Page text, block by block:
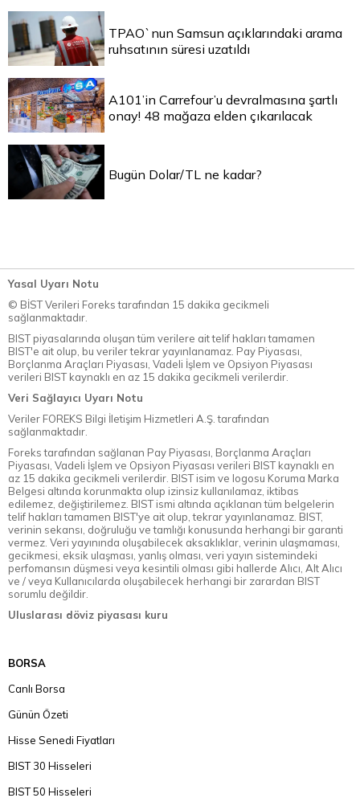
TPAO`nun Samsun açıklarındaki arama
ruhsatının süresi uzatıldı
A101’in Carrefour’u devralmasına şartlı
onay! 48 mağaza elden çıkarılacak
Bugün Dolar/TL ne kadar?
Yasal Uyarı Notu
© BİST Verileri Foreks tarafından 15 dakika gecikmeli
sağlanmaktadır.
BIST piyasalarında oluşan tüm verilere ait telif hakları tamamen
BIST'e ait olup, bu veriler tekrar yayınlanamaz. Pay Piyasası,
Borçlanma Araçları Piyasası, Vadeli İşlem ve Opsiyon Piyasası
verileri BIST kaynaklı en az 15 dakika gecikmeli verilerdir.
Veri Sağlayıcı Uyarı Notu
Veriler FOREKS Bilgi İletişim Hizmetleri A.Ş. tarafından
sağlanmaktadır.
Foreks tarafından sağlanan Pay Piyasası, Borçlanma Araçları
Piyasası, Vadeli İşlem ve Opsiyon Piyasası verileri BIST kaynaklı en
az 15 dakika gecikmeli verilerdir. BIST isim ve logosu Koruma Marka
Belgesi altında korunmakta olup izinsiz kullanılamaz, iktibas
edilemez, değiştirilemez. BIST ismi altında açıklanan tüm belgelerin
telif hakları tamamen BIST'ye ait olup, tekrar yayınlanamaz. BIST,
verinin sekansı, doğruluğu ve tamlığı konusunda herhangi bir garanti
vermez. Veri yayınında oluşabilecek aksaklıklar, verinin ulaşmaması,
gecikmesi, eksik ulaşması, yanlış olması, veri yayın sistemindeki
perfomansın düşmesi veya kesintili olması gibi hallerde Alıcı, Alt Alıcı
ve / veya Kullanıcılarda oluşabilecek herhangi bir zarardan BIST
sorumlu değildir.
Uluslarası döviz piyasası kuru
BORSA
Canlı Borsa
Günün Özeti
Hisse Senedi Fiyatları
BIST 30 Hisseleri
BIST 50 Hisseleri